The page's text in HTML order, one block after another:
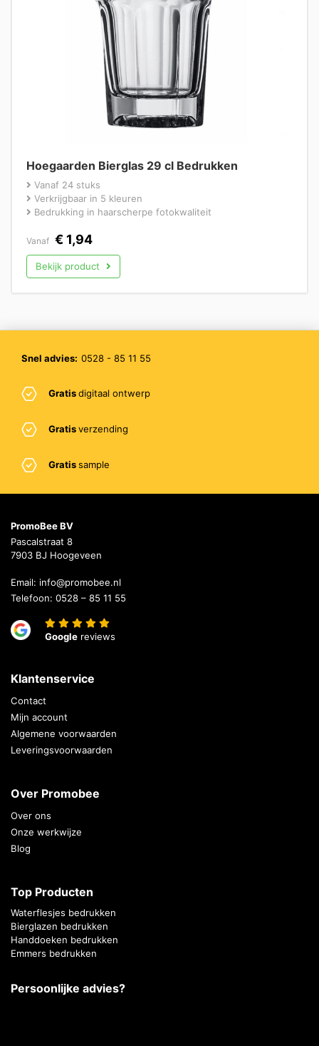
Hoegaarden Bierglas 29 cl Bedrukken
Vanaf 24 stuks
Verkrijgbaar in 5 kleuren
Bedrukking in haarscherpe fotokwaliteit
Vanaf € 1,94
Bekijk product
Snel advies: 0528 - 85 11 55
Gratisdigitaal ontwerp
Gratisverzending
Gratissample
PromoBee BV
Pascalstraat 8
7903 BJ Hoogeveen
Email: info@promobee.nl
Telefoon: 0528 – 85 11 55
Google reviews
Klantenservice
Contact
Mijn account
Algemene voorwaarden
Leveringsvoorwaarden
Over Promobee
Over ons
Onze werkwijze
Blog
Top Producten
Waterflesjes bedrukken
Bierglazen bedrukken
Handdoeken bedrukken
Emmers bedrukken
Persoonlijke advies?